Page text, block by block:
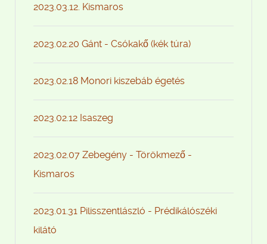
2023.03.12. Kismaros
2023.02.20 Gánt - Csókakő (kék túra)
2023.02.18 Monori kiszebáb égetés
2023.02.12 Isaszeg
2023.02.07 Zebegény - Törökmező -
Kismaros
2023.01.31 Pilisszentlászló - Prédikálószéki
kilátó